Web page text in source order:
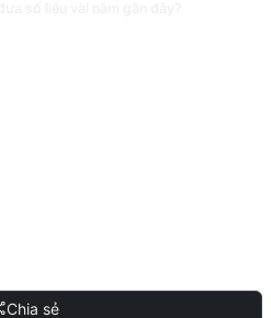
Chia sẻ